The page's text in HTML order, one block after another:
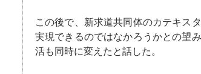
この後で、新求道共同体のカテキス
実現できるのではなかろうかとの望
活も同時に変えたと話した。